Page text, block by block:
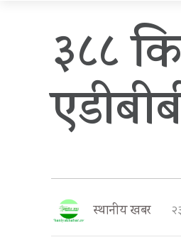
३८८
स्थानीय खबर